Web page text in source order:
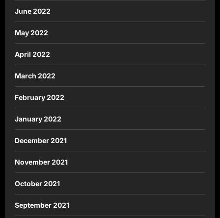
June 2022
May 2022
April 2022
March 2022
February 2022
January 2022
December 2021
November 2021
October 2021
September 2021